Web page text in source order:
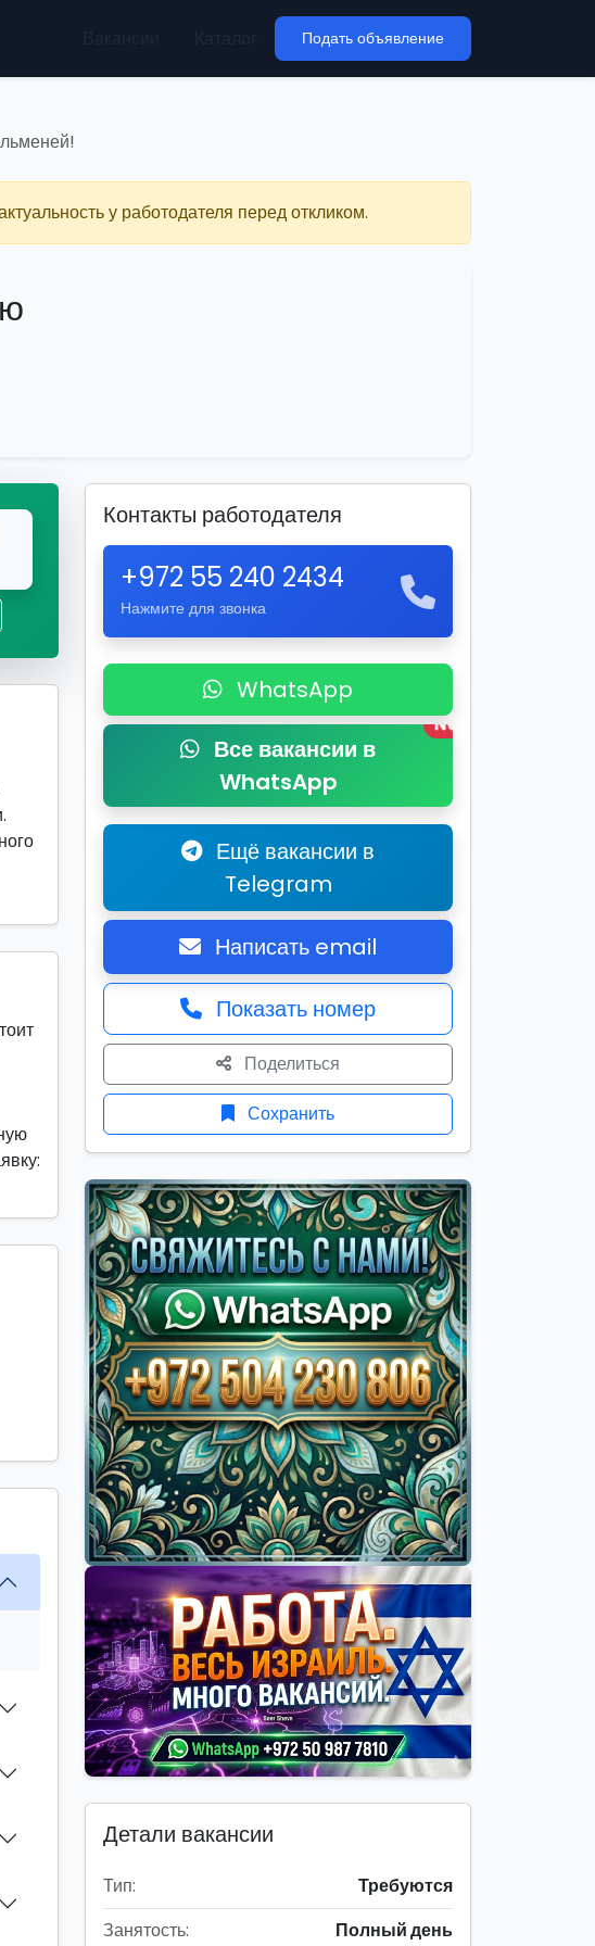
Подать объявление
у работодателя перед откликом.
Контакты работодателя
+972 55 240 2434
Нажмите для звонка
WhatsApp
Все вакансии в
WhatsApp
New
Ещё вакансии в
Telegram
Написать email
Показать номер
Поделиться
Сохранить
Детали вакансии
Тип:
Требуются
Занятость:
Полный день